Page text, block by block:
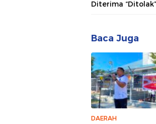
Diterima “Ditolak”
Baca Juga
DAERAH